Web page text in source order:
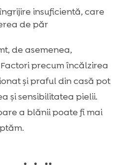
insuficientă, care
de păr
de asemenea,
precum încălzirea
și praful din casă pot
și sensibilitatea pielii.
a blănii poate fi mai